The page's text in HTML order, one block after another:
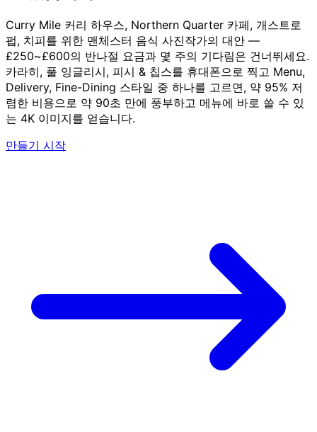
Curry Mile 커리 하우스, Northern Quarter 카페, 개스트로
펍, 치피를 위한 맨체스터 음식 사진작가의 대안 —
£250~£600의 반나절 요금과 몇 주의 기다림은 건너뛰세요.
카라히, 풀 잉글리시, 피시 & 칩스를 휴대폰으로 찍고 Menu,
Delivery, Fine-Dining 스타일 중 하나를 고르면, 약 95% 저
렴한 비용으로 약 90초 만에 풍부하고 메뉴에 바로 쓸 수 있
는 4K 이미지를 얻습니다.
만들기 시작